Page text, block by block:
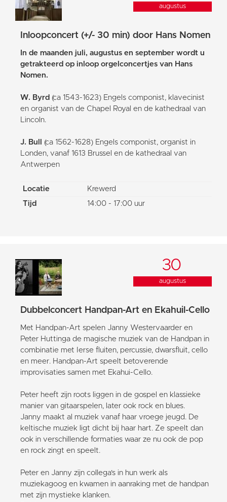
augustus
Inloopconcert (+/- 30 min) door Hans Nomen
In de maanden juli, augustus en september wordt u
getrakteerd op inloop orgelconcertjes van Hans
Nomen.
W. Byrd (ca 1543-1623) Engels componist, klavecinist
en organist van de Chapel Royal en de kathedraal van
Lincoln.
J. Bull
(ca 1562-1628) Engels componist, organist in
Londen, vanaf 1613 Brussel en de kathedraal van
Antwerpen
Locatie
Krewerd
Tijd
14:00 - 17:00 uur
30
augustus
Dubbelconcert Handpan-Art en Ekahuil-Cello
Met Handpan-Art spelen Janny Westervaarder en
Peter Huttinga de magische muziek van de Handpan in
combinatie met Ierse fluiten, percussie, dwarsfluit, cello
en meer. Handpan-Art speelt betoverende
improvisaties samen met Ekahui-Cello.
Peter heeft zijn roots liggen in de gospel en klassieke
manier van gitaarspelen, later ook rock en blues.
Janny maakt al muziek vanaf haar vroege jeugd. De
keltische muziek ligt dicht bij haar hart. Ze speelt dan
ook in verschillende formaties waar ze nu ook de pop
en rock zingt en speelt.
Peter en Janny zijn collega's in hun werk als
muziekagoog en kwamen in aanraking met de handpan
met zijn mystieke klanken.